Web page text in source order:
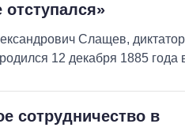
отступался»
Слащев,
12 декабря 1885 года
сотрудничество в